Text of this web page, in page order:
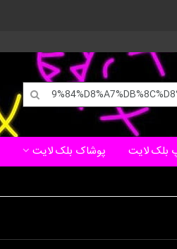
بلک لایت پوشاک بلک لایت